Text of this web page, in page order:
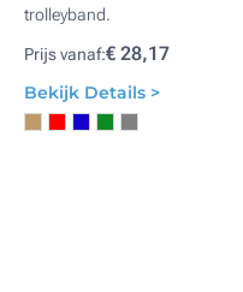
trolleyband.
Prijs vanaf:€ 28,17
Bekijk Details >